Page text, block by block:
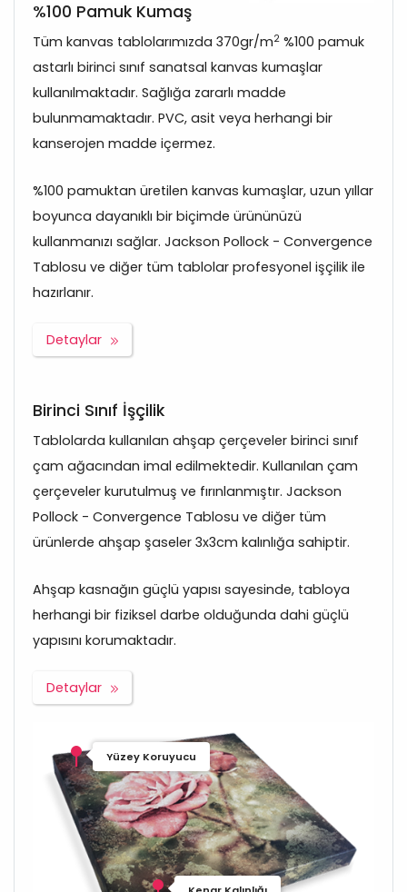
%100 Pamuk Kumaş
Tüm kanvas tablolarımızda 370gr/m2 %100 pamuk
astarlı birinci sınıf sanatsal kanvas kumaşlar
kullanılmaktadır. Sağlığa zararlı madde
bulunmamaktadır. PVC, asit veya herhangi bir
kanserojen madde içermez.
%100 pamuktan üretilen kanvas kumaşlar, uzun yıllar
boyunca dayanıklı bir biçimde ürününüzü
kullanmanızı sağlar. Jackson Pollock - Convergence
Tablosu ve diğer tüm tablolar profesyonel işçilik ile
hazırlanır.
Detaylar
Birinci Sınıf İşçilik
Tablolarda kullanılan ahşap çerçeveler birinci sınıf
çam ağacından imal edilmektedir. Kullanılan çam
çerçeveler kurutulmuş ve fırınlanmıştır. Jackson
Pollock - Convergence Tablosu ve diğer tüm
ürünlerde ahşap şaseler 3x3cm kalınlığa sahiptir.
Ahşap kasnağın güçlü yapısı sayesinde, tabloya
herhangi bir fiziksel darbe olduğunda dahi güçlü
yapısını korumaktadır.
Detaylar
Yüzey Koruyucu